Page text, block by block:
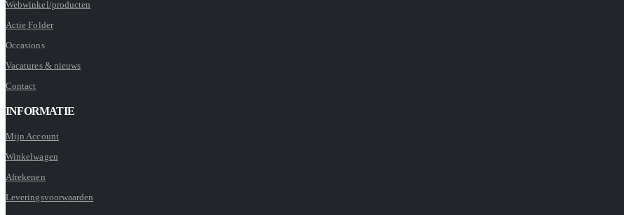
Webwinkel/producten
Actie Folder
Occasions
Vacatures & nieuws
Contact
INFORMATIE
Mijn Account
Winkelwagen
Afrekenen
Leveringsvoorwaarden